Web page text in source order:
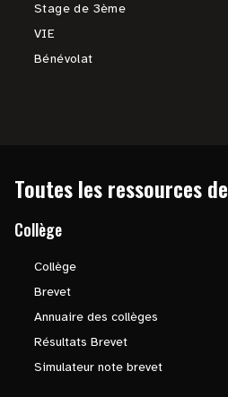
Stage de 3ème
VIE
Bénévolat
Toutes les ressources de
Collège
Collège
Brevet
Annuaire des collèges
Résultats Brevet
Simulateur note brevet